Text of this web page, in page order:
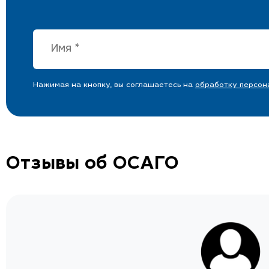
Нажимая на кнопку, вы соглашаетесь на обработку
Отзывы об ОСАГО